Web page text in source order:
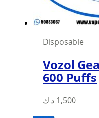
Disposable
Vozol
600 Puffs
1,500 د.ك
This